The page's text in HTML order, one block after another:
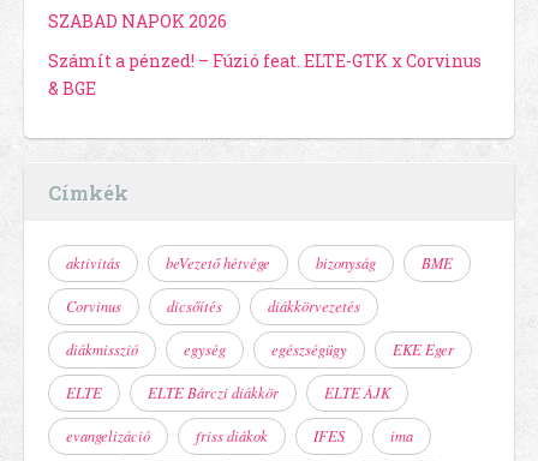
SZABAD NAPOK 2026
Számít a pénzed! – Fúzió feat. ELTE-GTK x Corvinus
& BGE
Címkék
aktivitás beVezető hétvége bizonyság BME
Corvinus dicsőítés diákkörvezetés
diákmisszió egység egészségügy EKE Eger
ELTE ELTE Bárczi diákkör ELTE ÁJK
evangelizáció friss diákok IFES ima